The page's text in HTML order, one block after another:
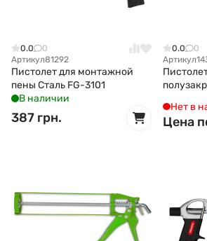
0.0
0
Артикул81292
Пистолет для монтажной
пены Сталь FG-3101
В наличии
387 грн.
0.0
0
Артикул
Нет в
Цена